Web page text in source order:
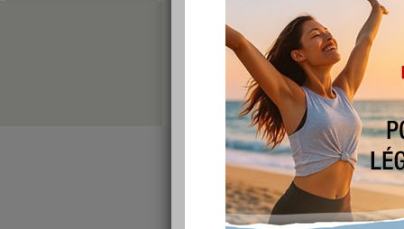
1 - 10 de 123
11 - 13 »
1 2 3 4 5
mercredi 13 mai
publié le 13/05/2009 à 22:57
lire la suite